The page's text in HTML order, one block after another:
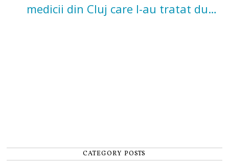
medicii din Cluj care l-au tratat după
CATEGORY POSTS